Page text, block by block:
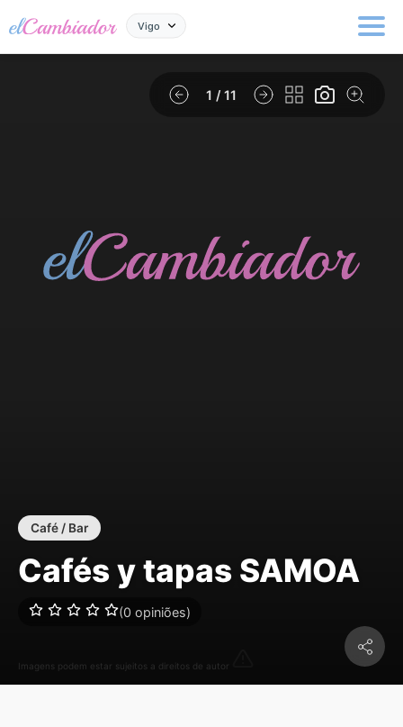
Vigo
1 / 11
Imagens podem estar sujeitos a direitos de autor
Café / Bar
Cafés y tapas SAMOA
(0 opiniões)